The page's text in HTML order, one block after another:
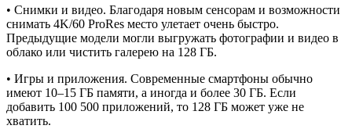
• Снимки и видео. Благодаря новым сенсорам и возможности
снимать 4K/60 ProRes место улетает очень быстро.
Предыдущие модели могли выгружать фотографии и видео в
облако или чистить галерею на 128 ГБ.
• Игры и приложения. Современные смартфоны обычно
имеют 10–15 ГБ памяти, а иногда и более 30 ГБ. Если
добавить 100 500 приложений, то 128 ГБ может уже не
хватить.